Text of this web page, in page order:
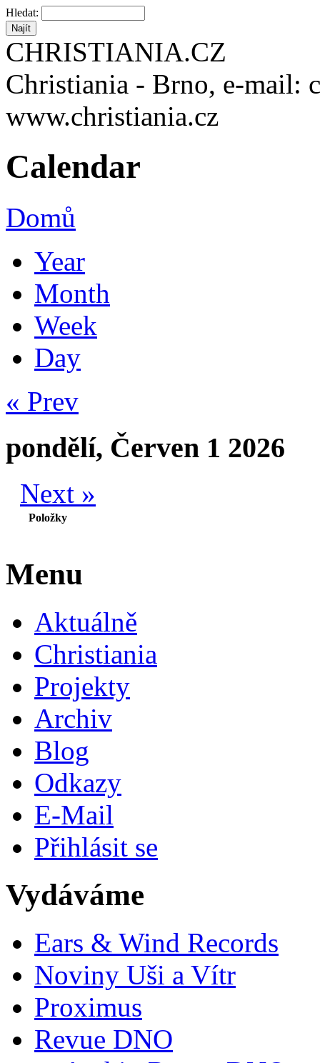
Hledat:
CHRISTIANIA.CZ
Christiania - Brno, e-mail:
www.christiania.cz
Calendar
Domů
Year
Month
Week
Day
« Prev
pondělí, Červen 1 2026
Next »
Položky
Menu
Aktuálně
Christiania
Projekty
Archiv
Blog
Odkazy
E-Mail
Přihlásit se
Vydáváme
Ears & Wind Records
Noviny Uši a Vítr
Proximus
Revue DNO